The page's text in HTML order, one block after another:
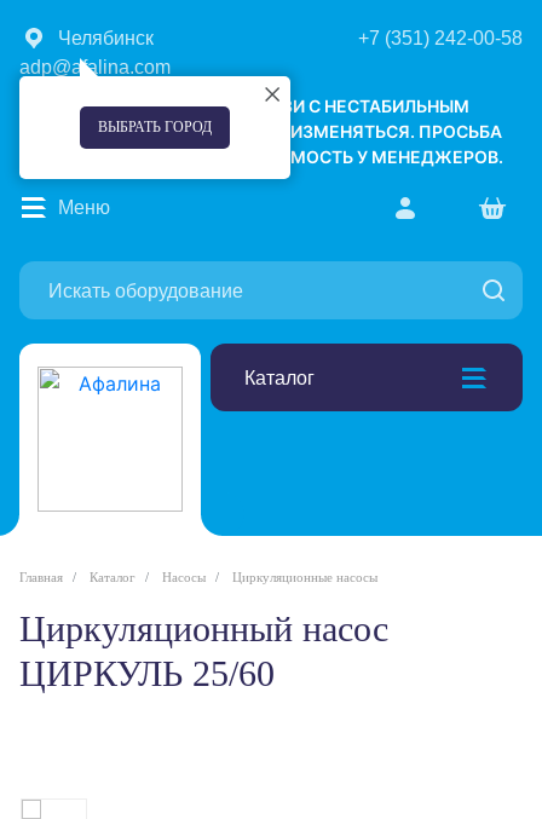
Челябинск
ВЫБРАТЬ ГОРОД
+7 (351) 242-00-58
adp@afalina.com
УВАЖАЕМЫЕ КЛИЕНТЫ! В СВЯЗИ С НЕСТАБИЛЬНЫМ
КУРСОМ ВАЛЮТ, ЦЕНЫ МОГУТ ИЗМЕНЯТЬСЯ. ПРОСЬБА
УТОЧНЯТЬ АКТУАЛЬНУЮ СТОИМОСТЬ У МЕНЕДЖЕРОВ.
Каталог
Меню
Главная Каталог Насосы Циркуляционные насосы
Циркуляционный насос
ЦИРКУЛЬ 25/60